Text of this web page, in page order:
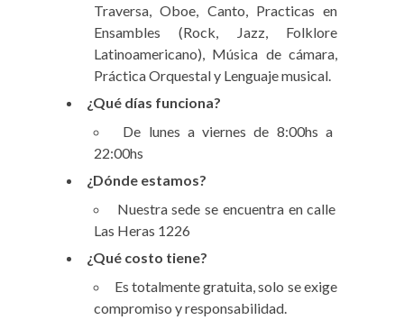
Traversa, Oboe, Canto, Practicas en
Ensambles (Rock, Jazz, Folklore
Latinoamericano), Música de cámara,
Práctica Orquestal y Lenguaje musical.
¿Qué días funciona?
De lunes a viernes de 8:00hs a
22:00hs
¿Dónde estamos?
Nuestra sede se encuentra en calle
Las Heras 1226
¿Qué costo tiene?
Es totalmente gratuita, solo se exige
compromiso y responsabilidad.